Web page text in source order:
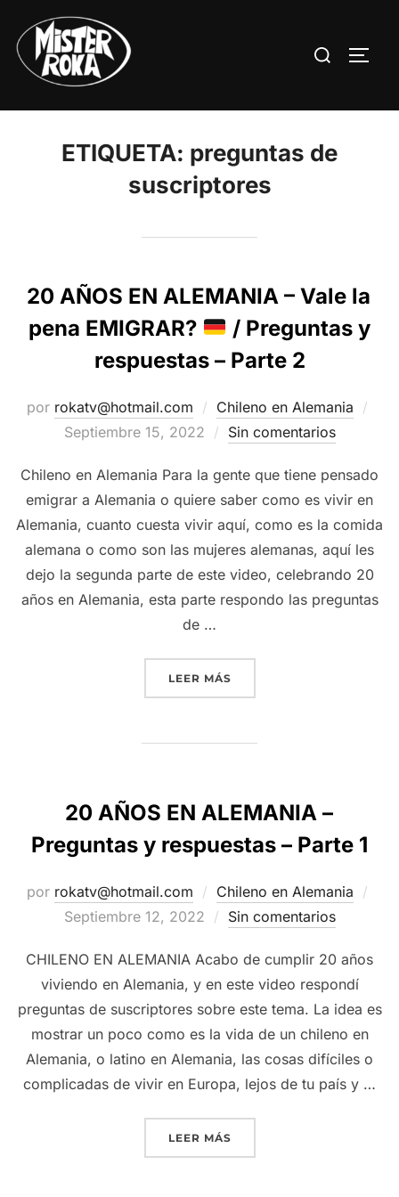
contenido
Buscar:
ETIQUETA: preguntas de
suscriptores
20 AÑOS EN ALEMANIA – Vale la
pena EMIGRAR?
/ Preguntas y
respuestas – Parte 2
por rokatv@hotmail.com Chileno en Alemania
Septiembre 15, 2022 Sin comentarios
Chileno en Alemania Para la gente que tiene pensado
emigrar a Alemania o quiere saber como es vivir en
Alemania, cuanto cuesta vivir aquí, como es la comida
alemana o como son las mujeres alemanas, aquí les
dejo la segunda parte de este video, celebrando 20
años en Alemania, esta parte respondo las preguntas
de …
LEER MÁS“20 AÑOS EN ALEMANIA
20 AÑOS EN ALEMANIA –
Preguntas y respuestas – Parte 1
por rokatv@hotmail.com Chileno en Alemania
Septiembre 12, 2022 Sin comentarios
CHILENO EN ALEMANIA Acabo de cumplir 20 años
viviendo en Alemania, y en este video respondí
preguntas de suscriptores sobre este tema. La idea es
mostrar un poco como es la vida de un chileno en
Alemania, o latino en Alemania, las cosas difíciles o
complicadas de vivir en Europa, lejos de tu país y …
LEER MÁS“20 AÑOS EN ALEMANIA –